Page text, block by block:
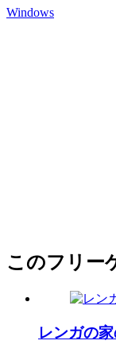
Windows
このフリー
レンガの